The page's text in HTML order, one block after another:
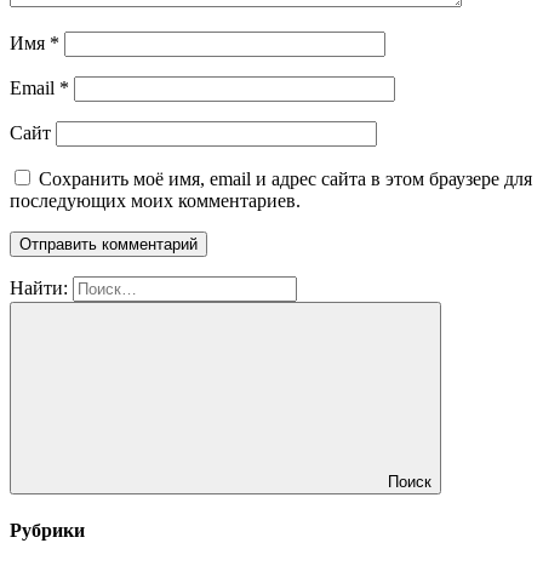
Имя *
Email *
Сайт
Сохранить моё имя, email и адрес сайта в этом браузере для
последующих моих комментариев.
Найти:
Поиск
Рубрики